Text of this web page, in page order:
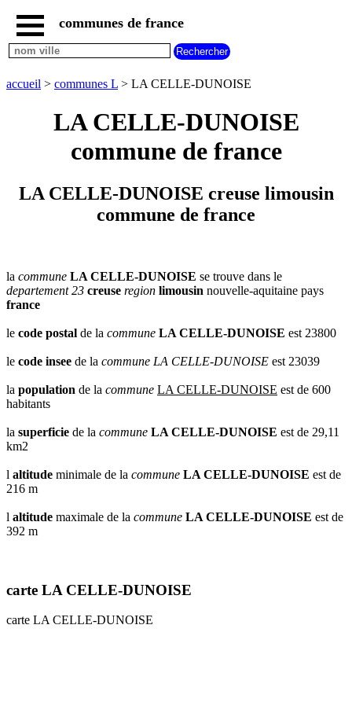
accueil
communes
regions
departement
H
K L M
N
O
P Q R S T
U
communes de france
accueil > communes L > LA CELLE-DUNOISE
LA CELLE-DUNOISE
commune de france
LA CELLE-DUNOISE creuse limousin
commune de france
la commune LA CELLE-DUNOISE se trouve dans le
departement 23 creuse region limousin nouvelle-aquitaine pays
france
le code postal de la commune LA CELLE-DUNOISE est 23800
le code insee de la commune LA CELLE-DUNOISE est 23039
la population de la commune LA CELLE-DUNOISE est de 600
habitants
la superficie de la commune LA CELLE-DUNOISE est de 29,11
km2
l altitude minimale de la commune LA CELLE-DUNOISE est de
216 m
l altitude maximale de la commune LA CELLE-DUNOISE est de
392 m
carte LA CELLE-DUNOISE
carte LA CELLE-DUNOISE